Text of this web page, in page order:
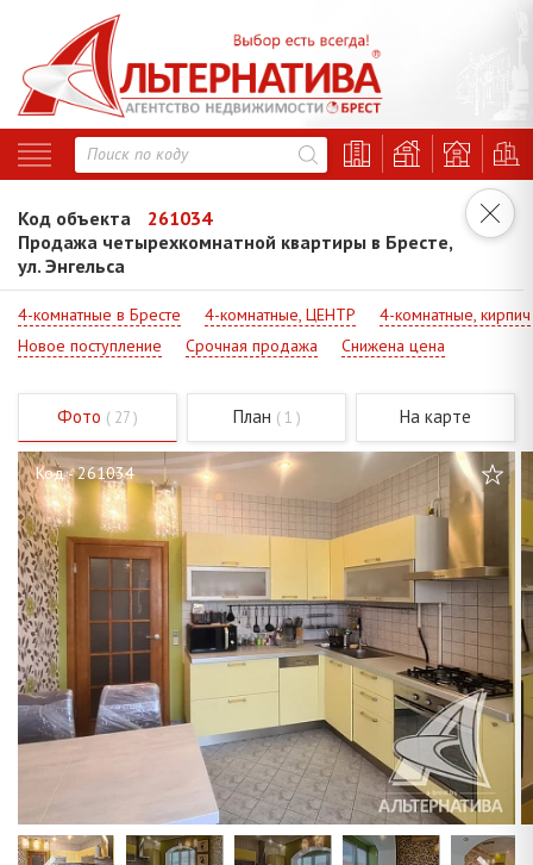
Код объекта
261034
Продажа четырехкомнатной квартиры в Бресте,
ул. Энгельса
4-комнатные в Бресте 4-комнатные, ЦЕНТР
4-комнатные, кирпич
Новое поступление
Срочная продажа Снижена цена
Фото ( 27 ) План ( 1 ) На карте
Код - 261034